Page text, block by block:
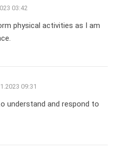
03:42
physical activities as I am
09:31
understand and respond to